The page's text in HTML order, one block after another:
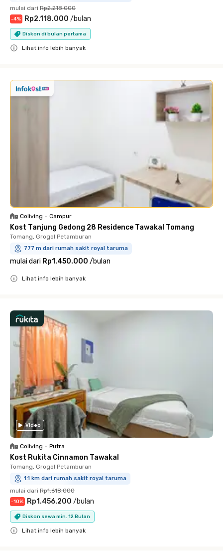
mulai dari Rp2.218.000
-4% Rp2.118.000 /bulan
Diskon di bulan pertama
Lihat info lebih banyak
Coliving • Campur
Kost Tanjung Gedong 28 Residence Tawakal Tomang
Tomang, Grogol Petamburan
777 m dari rumah sakit royal taruma
mulai dari Rp1.450.000 /bulan
Lihat info lebih banyak
Video
Coliving • Putra
Kost Rukita Cinnamon Tawakal
Tomang, Grogol Petamburan
1.1 km dari rumah sakit royal taruma
mulai dari Rp1.618.000
-10% Rp1.456.200 /bulan
Diskon sewa min. 12 Bulan
Lihat info lebih banyak